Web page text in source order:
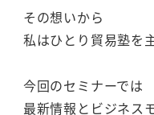
その想いから
私はひとり貿易塾を
今回のセミナーでは
最新情報とビジネス